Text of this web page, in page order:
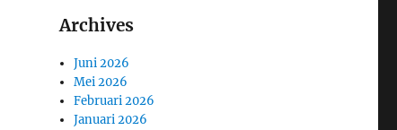
Archives
Juni 2026
Mei 2026
Februari 2026
Januari 2026